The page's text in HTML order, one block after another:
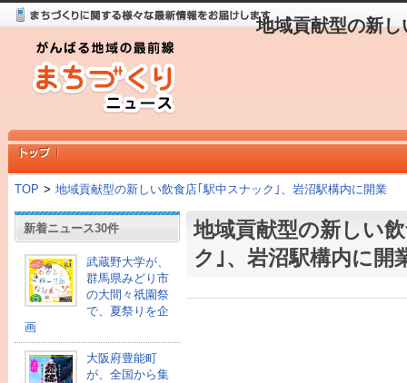
地域貢献型の新
TOP > 地域貢献型の新しい飲食店｢駅中スナック｣、岩沼駅構内に開業
新着ニュース30件
武蔵野大学が、
群馬県みどり市
の大間々祇園祭
で、夏祭りを企
画
大阪府豊能町
が、全国から集
地域貢献型の新しい
ク｣、岩沼駅構内に開